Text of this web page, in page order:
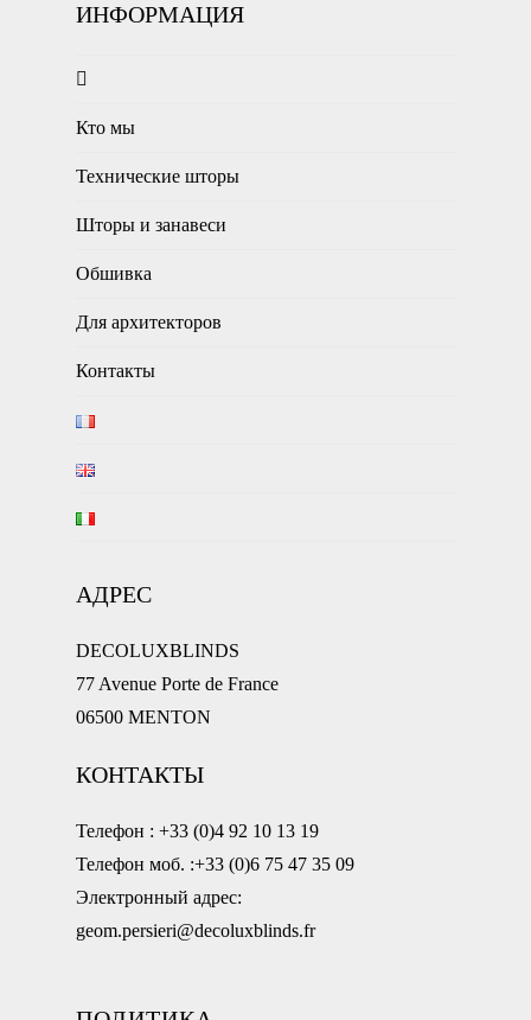
ИНФОРМАЦИЯ
Кто мы
Технические шторы
Шторы и занавеси
Обшивка
Для архитекторов
Контакты
АДРЕС
DECOLUXBLINDS
77 Avenue Porte de France
06500 MENTON
КОНТАКТЫ
Телефон : +33 (0)4 92 10 13 19
Телефон моб. :+33 (0)6 75 47 35 09
Электронный адрес:
geom.persieri@decoluxblinds.fr